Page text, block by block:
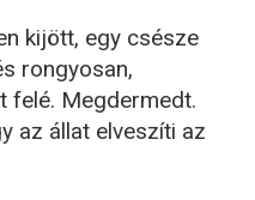
kijött, egy csésze
rongyosan,
felé. Megdermedt.
az állat elveszíti az